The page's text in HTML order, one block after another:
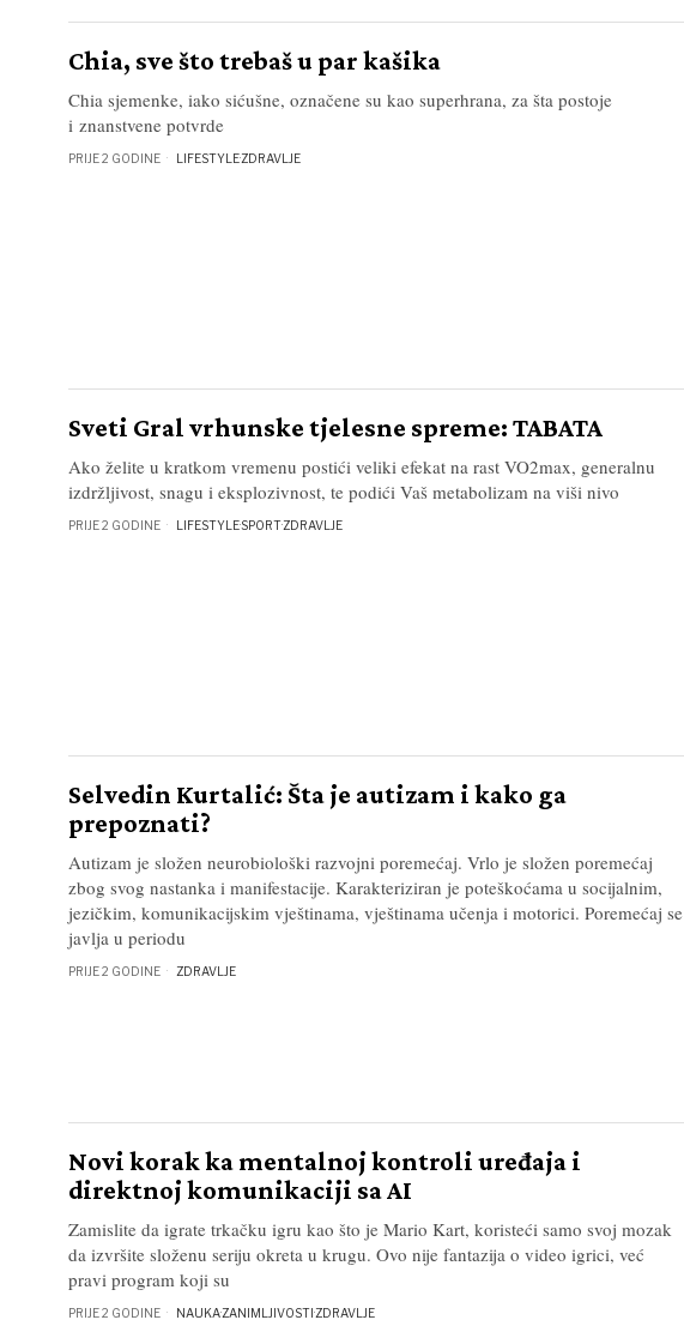
Chia, sve što trebaš u par kašika
Chia sjemenke, iako sićušne, označene su kao superhrana, za šta postoje
i znanstvene potvrde
PRIJE 2 GODINE LIFESTYLE·ZDRAVLJE
Sveti Gral vrhunske tjelesne spreme: TABATA
Ako želite u kratkom vremenu postići veliki efekat na rast VO2max, generalnu
izdržljivost, snagu i eksplozivnost, te podići Vaš metabolizam na viši nivo
PRIJE 2 GODINE LIFESTYLE·SPORT·ZDRAVLJE
Selvedin Kurtalić: Šta je autizam i kako ga
prepoznati?
Autizam je složen neurobiološki razvojni poremećaj. Vrlo je složen poremećaj
zbog svog nastanka i manifestacije. Karakteriziran je poteškoćama u socijalnim,
jezičkim, komunikacijskim vještinama, vještinama učenja i motorici. Poremećaj se
javlja u periodu
PRIJE 2 GODINE ZDRAVLJE
Novi korak ka mentalnoj kontroli uređaja i
direktnoj komunikaciji sa AI
Zamislite da igrate trkačku igru ​​kao što je Mario Kart, koristeći samo svoj mozak
da izvršite složenu seriju okreta u krugu. Ovo nije fantazija o video igrici, već
pravi program koji su
PRIJE 2 GODINE NAUKA·ZANIMLJIVOSTI·ZDRAVLJE